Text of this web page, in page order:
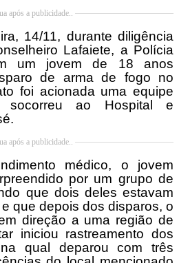
após a publicidade..
14/11, durante diligência
Lafaiete, a Polícia
um jovem de 18 anos
de arma de fogo no
foi acionada uma equipe
ao Hospital e
após a publicidade..
médico, o jovem
por um grupo de
que dois deles estavam
que depois dos disparos, o
direção a uma região de
iniciou rastreamento dos
qual deparou com três